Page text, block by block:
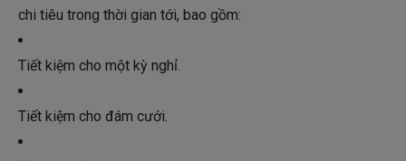
chi tiêu trong thời gian tới, bao gồm:
Tiết kiệm cho một kỳ nghỉ.
Tiết kiệm cho đám cưới.